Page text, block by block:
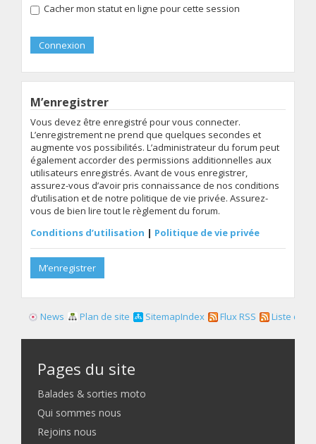
Cacher mon statut en ligne pour cette session
M’enregistrer
Vous devez être enregistré pour vous connecter.
L’enregistrement ne prend que quelques secondes et
augmente vos possibilités. L’administrateur du forum peut
également accorder des permissions additionnelles aux
utilisateurs enregistrés. Avant de vous enregistrer,
assurez-vous d’avoir pris connaissance de nos conditions
d’utilisation et de notre politique de vie privée. Assurez-
vous de bien lire tout le règlement du forum.
Conditions d’utilisation | Politique de vie privée
M’enregistrer
News Plan de site SitemapIndex Flux RSS Liste des
Pages du site
Balades & sorties moto
Qui sommes nous
Rejoins nous